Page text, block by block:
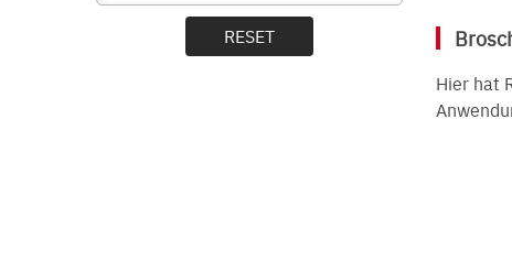
Datenwandler
Sensoren und MEMS
Display-Treiber
RESET
Hier hat